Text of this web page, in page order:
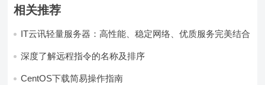
相关推荐
IT云讯轻量服务器：高性能、稳定网络、优质服务完美结合
深度了解远程指令的名称及排序
CentOS下载简易操作指南